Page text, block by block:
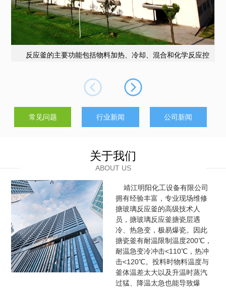
反应釜的主要功能包括物料加热、冷却、混合和化学反应控
损会影响混合均匀度，维修时需及时更换；温度控制系统包括加
热夹套或冷却管路，应检查是否堵塞或...
常见问题 行业新闻 公司新闻
关于我们
ABOUT US
靖江明阳化工设备有限公司
拥有经验丰富，专业现场维修
搪玻璃反应釜的高级技术人
员，搪玻璃反应釜搪瓷层遇
冷、热急变，极易爆瓷。因此
搪瓷釜有耐温限制温度200℃，
耐温急变冷冲击<110℃，热冲
击<120℃。投料时物料温度与
釜体温差太大以及升温时蒸汽
过猛、降温太急也能导致爆